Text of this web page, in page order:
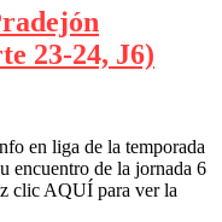
23-24, J6)
en liga de la temporada
encuentro de la jornada 6
clic AQUÍ para ver la